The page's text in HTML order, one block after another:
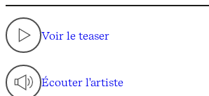
Voir le teaser
Écouter l'artiste